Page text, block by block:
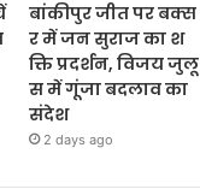
बांकीपुर जीत पर बक्स
र में जन सुराज का श
क्ति प्रदर्शन, विजय जुलू
स में गूंजा बदलाव का
संदेश
2 days ago